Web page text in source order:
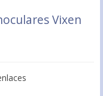
Vixen